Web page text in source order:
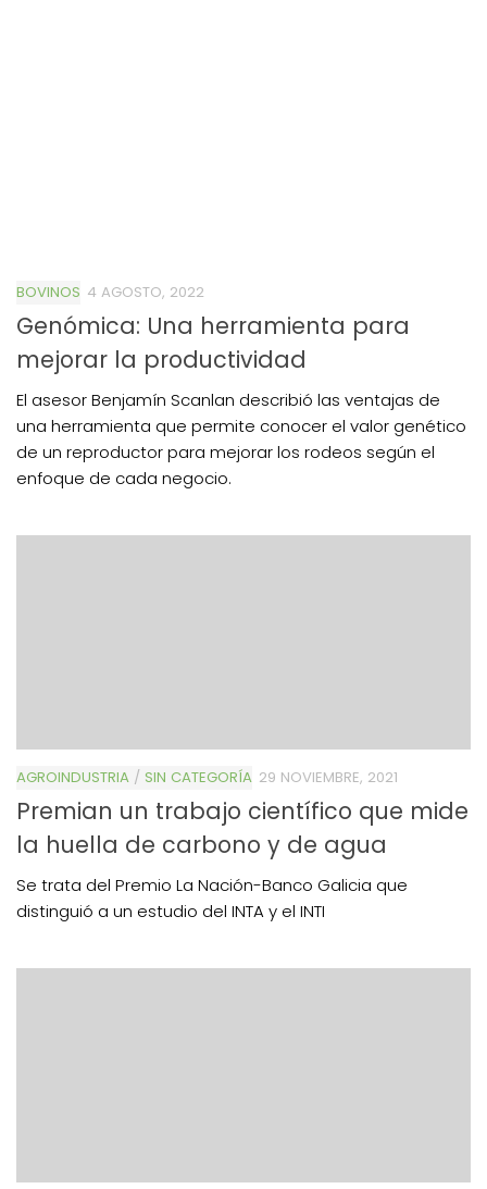
BOVINOS 4 AGOSTO, 2022
Genómica: Una herramienta para
mejorar la productividad
El asesor Benjamín Scanlan describió las ventajas de
una herramienta que permite conocer el valor genético
de un reproductor para mejorar los rodeos según el
enfoque de cada negocio.
AGROINDUSTRIA / SIN CATEGORÍA 29 NOVIEMBRE, 2021
Premian un trabajo científico que mide
la huella de carbono y de agua
Se trata del Premio La Nación-Banco Galicia que
distinguió a un estudio del INTA y el INTI